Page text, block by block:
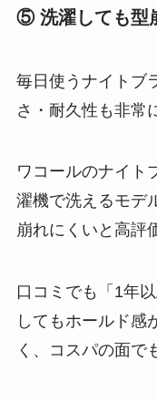
⑤ 洗濯しても型
毎日使うナイトブ
さ・耐久性も非常
ワコールのナイト
濯機で洗えるモデ
崩れにくいと高評
口コミでも「1年
してもホールド感
く、コスパの面で